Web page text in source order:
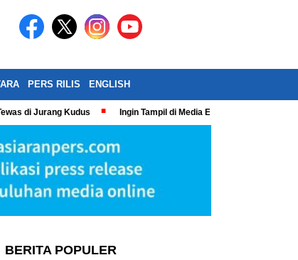
PERS RILIS ENGLISH
di Jurang Kudus Ingin Tampil di Media Ekonomi dan Bisnis
BERITA POPULER